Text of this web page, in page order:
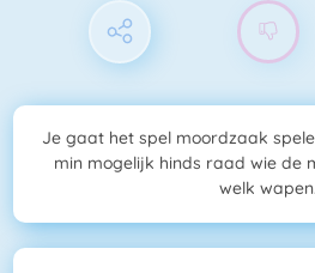
Je gaat het spel moordzaak
min mogelijk hinds raad wie de
welk wapen.